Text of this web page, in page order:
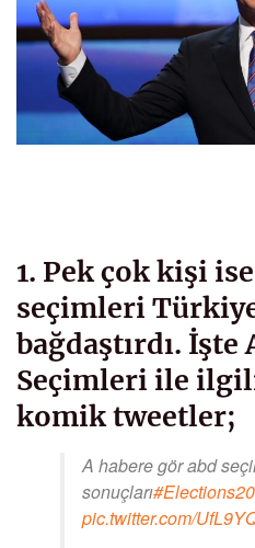
1. Pek çok kişi
seçimleri
bağdaştırdı. İşte
Seçimleri ile
komik tweetler;
A habere gör abd
sonuçları
pic.twitter.com/